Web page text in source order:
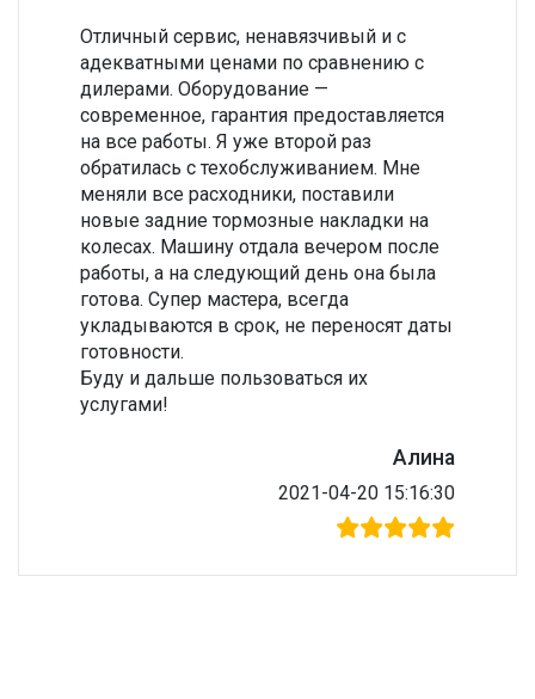
Отличный сервис, ненавязчивый и с
адекватными ценами по сравнению с
дилерами. Оборудование —
современное, гарантия предоставляется
на все работы. Я уже второй раз
обратилась с техобслуживанием. Мне
меняли все расходники, поставили
новые задние тормозные накладки на
колесах. Машину отдала вечером после
работы, а на следующий день она была
готова. Супер мастера, всегда
укладываются в срок, не переносят даты
готовности.
Буду и дальше пользоваться их
услугами!
Алина
2021-04-20 15:16:30